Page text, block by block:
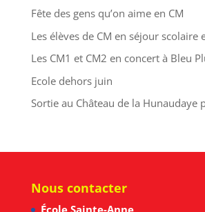
Fête des gens qu’on aime en CM
Les élèves de CM en séjour scolaire
Les CM1 et CM2 en concert à Bleu
Ecole dehors juin
Sortie au Château de la Hunaudaye
Nous contacter